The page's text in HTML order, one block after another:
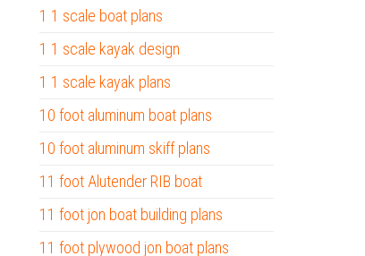
1 1 scale boat plans
1 1 scale kayak design
1 1 scale kayak plans
10 foot aluminum boat plans
10 foot aluminum skiff plans
11 foot Alutender RIB boat
11 foot jon boat building plans
11 foot plywood jon boat plans